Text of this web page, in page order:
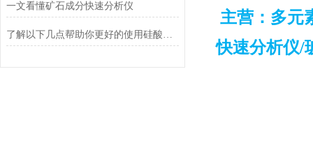
一文看懂矿石成分快速分析仪
了解以下几点帮助你更好的使用硅酸盐成分分析仪
主营：多元
快速分析仪/